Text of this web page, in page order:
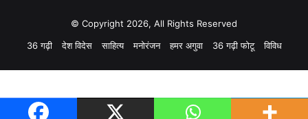
© Copyright 2026, All Rights Reserved
36 गढ़ी
देश विदेस साहित्य मनोरंजन हमर अगुवा 36 गढ़ी फोटू विविध